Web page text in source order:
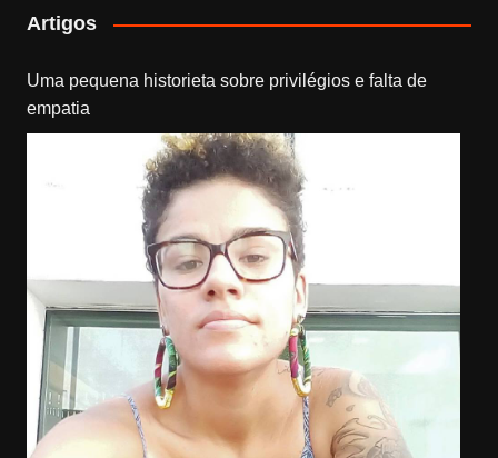
Artigos
Uma pequena historieta sobre privilégios e falta de
empatia